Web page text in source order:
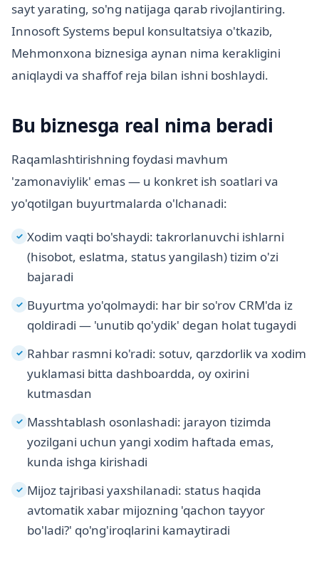
sayt yarating, so'ng natijaga qarab rivojlantiring.
Innosoft Systems bepul konsultatsiya o'tkazib,
Mehmonxona biznesiga aynan nima kerakligini
aniqlaydi va shaffof reja bilan ishni boshlaydi.
Bu biznesga real nima beradi
Raqamlashtirishning foydasi mavhum
'zamonaviylik' emas — u konkret ish soatlari va
yo'qotilgan buyurtmalarda o'lchanadi:
✓ Xodim vaqti bo'shaydi: takrorlanuvchi ishlarni
(hisobot, eslatma, status yangilash) tizim o'zi
bajaradi
✓ Buyurtma yo'qolmaydi: har bir so'rov CRM'da iz
qoldiradi — 'unutib qo'ydik' degan holat tugaydi
✓ Rahbar rasmni ko'radi: sotuv, qarzdorlik va xodim
yuklamasi bitta dashboardda, oy oxirini
kutmasdan
✓ Masshtablash osonlashadi: jarayon tizimda
yozilgani uchun yangi xodim haftada emas,
kunda ishga kirishadi
✓ Mijoz tajribasi yaxshilanadi: status haqida
avtomatik xabar mijozning 'qachon tayyor
bo'ladi?' qo'ng'iroqlarini kamaytiradi